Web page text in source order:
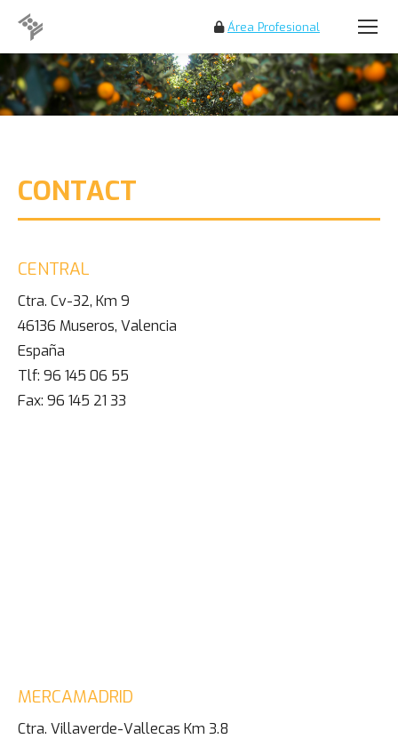
Área Profesional
Search:
CONTACT
CENTRAL
Ctra. Cv-32, Km 9
46136 Museros, Valencia
España
Tlf: 96 145 06 55
Fax: 96 145 21 33
MERCAMADRID
Ctra. Villaverde-Vallecas Km 3.8